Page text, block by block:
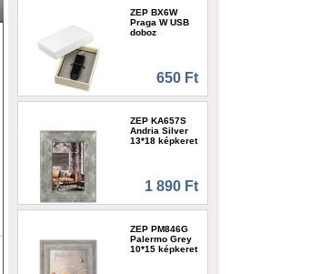
ZEP BX6W
Praga W USB
doboz
650 Ft
ZEP KA657S
Andria Silver
13*18 képkeret
1 890 Ft
ZEP PM846G
Palermo Grey
10*15 képkeret